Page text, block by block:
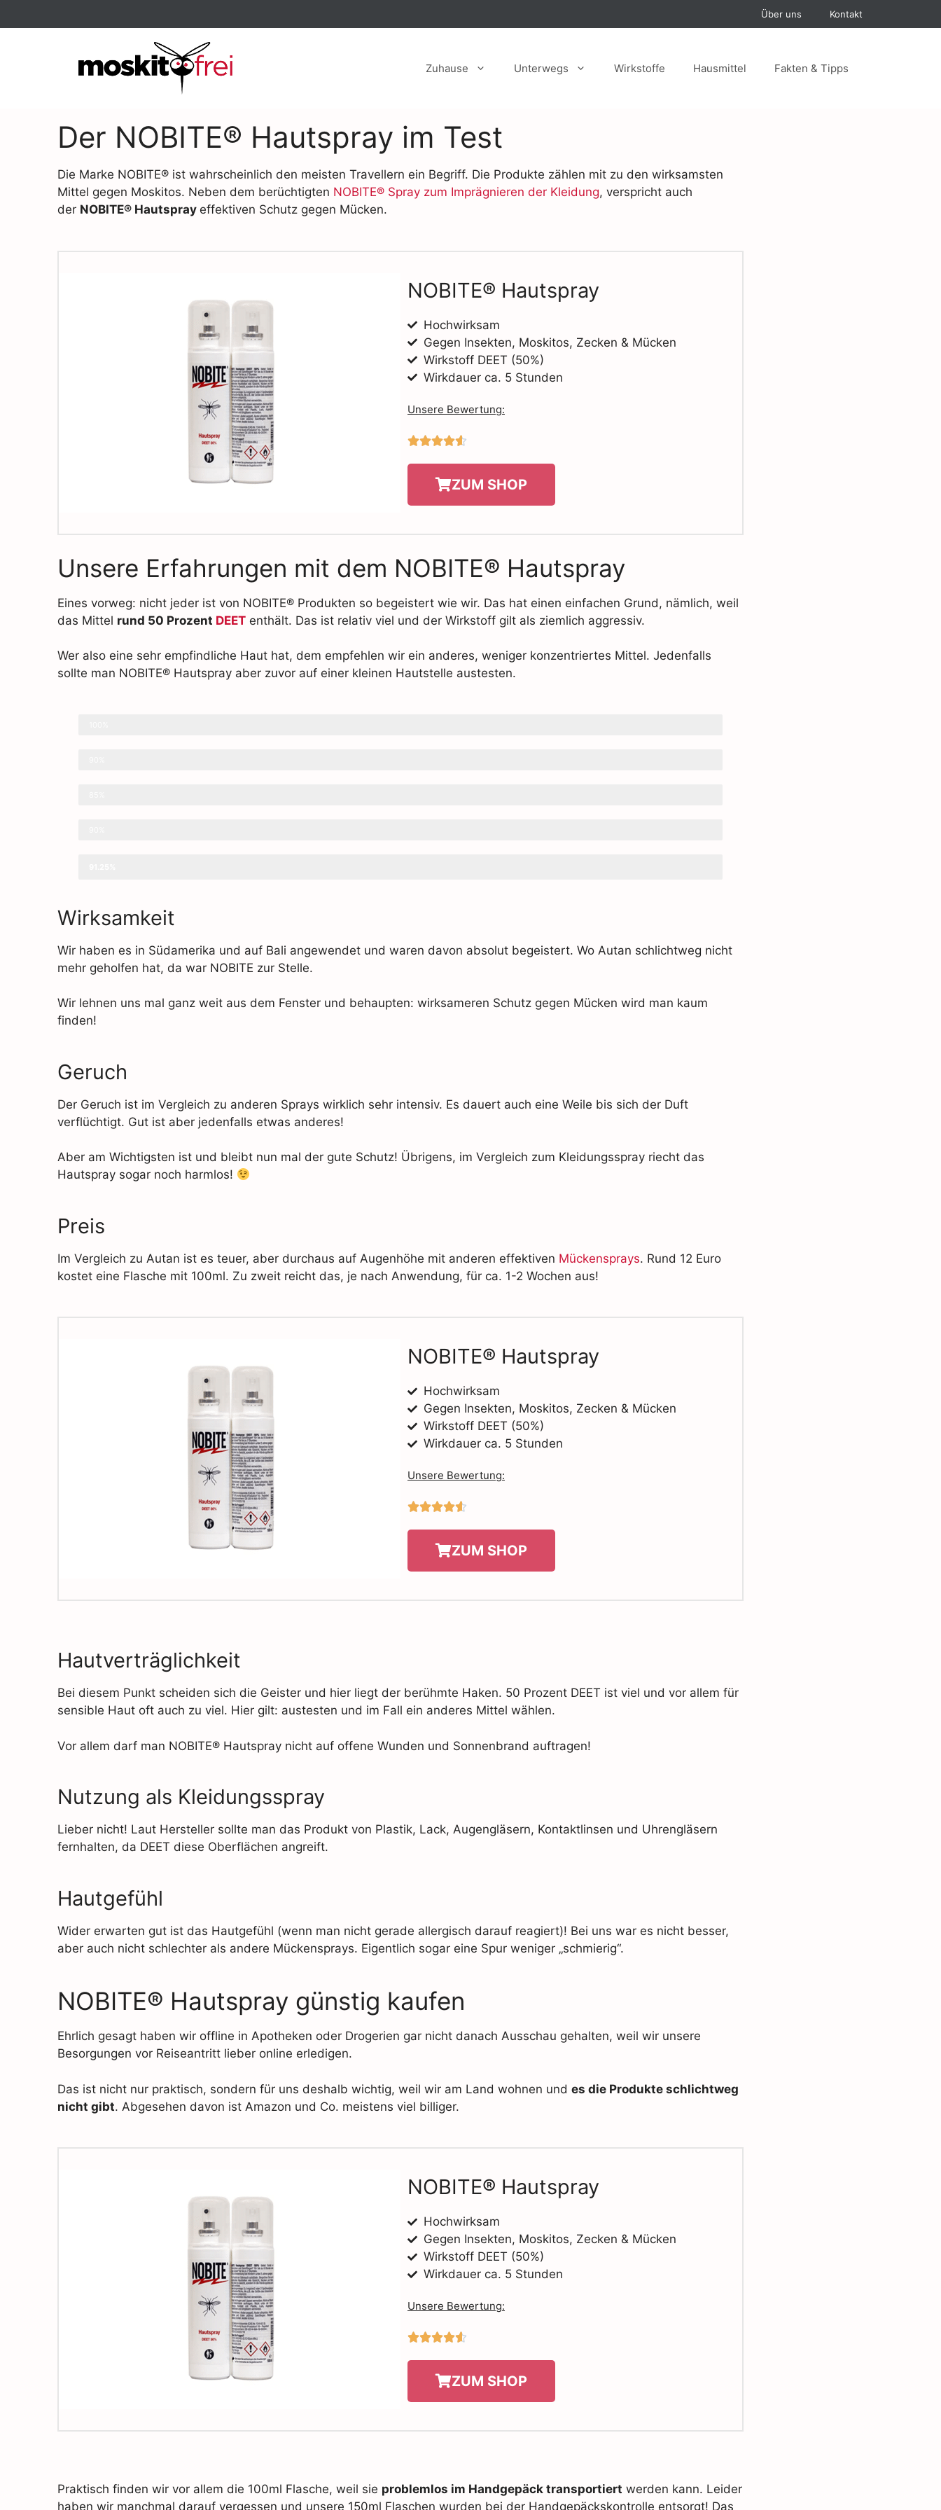
Über uns Kontakt
Zuhause Unterwegs Wirkstoffe Hausmittel Fakten & Tipps
Der NOBITE® Hautspray im Test
Die Marke NOBITE® ist wahrscheinlich den meisten Travellern ein Begriff. Die Produkte zählen mit zu den wirksamsten
Mittel gegen Moskitos. Neben dem berüchtigten NOBITE® Spray zum Imprägnieren der Kleidung, verspricht auch
der NOBITE® Hautspray effektiven Schutz gegen Mücken.
NOBITE® Hautspray
Hochwirksam
Gegen Insekten, Moskitos, Zecken & Mücken
Wirkstoff DEET (50%)
Wirkdauer ca. 5 Stunden
Unsere Bewertung:

ZUM SHOP
Unsere Erfahrungen mit dem NOBITE® Hautspray
Eines vorweg: nicht jeder ist von NOBITE® Produkten so begeistert wie wir. Das hat einen einfachen Grund, nämlich, weil
das Mittel rund 50 Prozent DEET enthält. Das ist relativ viel und der Wirkstoff gilt als ziemlich aggressiv.
Wer also eine sehr empfindliche Haut hat, dem empfehlen wir ein anderes, weniger konzentriertes Mittel. Jedenfalls
sollte man NOBITE® Hautspray aber zuvor auf einer kleinen Hautstelle austesten.
Wirksamkeit
Wir haben es in Südamerika und auf Bali angewendet und waren davon absolut begeistert. Wo Autan schlichtweg nicht
mehr geholfen hat, da war NOBITE zur Stelle.
Wir lehnen uns mal ganz weit aus dem Fenster und behaupten: wirksameren Schutz gegen Mücken wird man kaum
finden!
Geruch
Der Geruch ist im Vergleich zu anderen Sprays wirklich sehr intensiv. Es dauert auch eine Weile bis sich der Duft
verflüchtigt. Gut ist aber jedenfalls etwas anderes!
Aber am Wichtigsten ist und bleibt nun mal der gute Schutz! Übrigens, im Vergleich zum Kleidungsspray riecht das
Hautspray sogar noch harmlos!
Preis
Im Vergleich zu Autan ist es teuer, aber durchaus auf Augenhöhe mit anderen effektiven Mückensprays. Rund 12 Euro
kostet eine Flasche mit 100ml. Zu zweit reicht das, je nach Anwendung, für ca. 1-2 Wochen aus!
NOBITE® Hautspray
Hochwirksam
Gegen Insekten, Moskitos, Zecken & Mücken
Wirkstoff DEET (50%)
Wirkdauer ca. 5 Stunden
Unsere Bewertung:

ZUM SHOP
Hautverträglichkeit
Bei diesem Punkt scheiden sich die Geister und hier liegt der berühmte Haken. 50 Prozent DEET ist viel und vor allem für
sensible Haut oft auch zu viel. Hier gilt: austesten und im Fall ein anderes Mittel wählen.
Vor allem darf man NOBITE® Hautspray nicht auf offene Wunden und Sonnenbrand auftragen!
Nutzung als Kleidungsspray
Lieber nicht! Laut Hersteller sollte man das Produkt von Plastik, Lack, Augengläsern, Kontaktlinsen und Uhrengläsern
fernhalten, da DEET diese Oberflächen angreift.
Hautgefühl
Wider erwarten gut ist das Hautgefühl (wenn man nicht gerade allergisch darauf reagiert)! Bei uns war es nicht besser,
aber auch nicht schlechter als andere Mückensprays. Eigentlich sogar eine Spur weniger „schmierig“.
NOBITE® Hautspray günstig kaufen
Ehrlich gesagt haben wir offline in Apotheken oder Drogerien gar nicht danach Ausschau gehalten, weil wir unsere
Besorgungen vor Reiseantritt lieber online erledigen.
Das ist nicht nur praktisch, sondern für uns deshalb wichtig, weil wir am Land wohnen und es die Produkte schlichtweg
nicht gibt. Abgesehen davon ist Amazon und Co. meistens viel billiger.
NOBITE® Hautspray
Hochwirksam
Gegen Insekten, Moskitos, Zecken & Mücken
Wirkstoff DEET (50%)
Wirkdauer ca. 5 Stunden
Unsere Bewertung:

ZUM SHOP
Praktisch finden wir vor allem die 100ml Flasche, weil sie problemlos im Handgepäck transportiert werden kann. Leider
haben wir manchmal darauf vergessen und unsere 150ml Flaschen wurden bei der Handgepäckskontrolle entsorgt! Das